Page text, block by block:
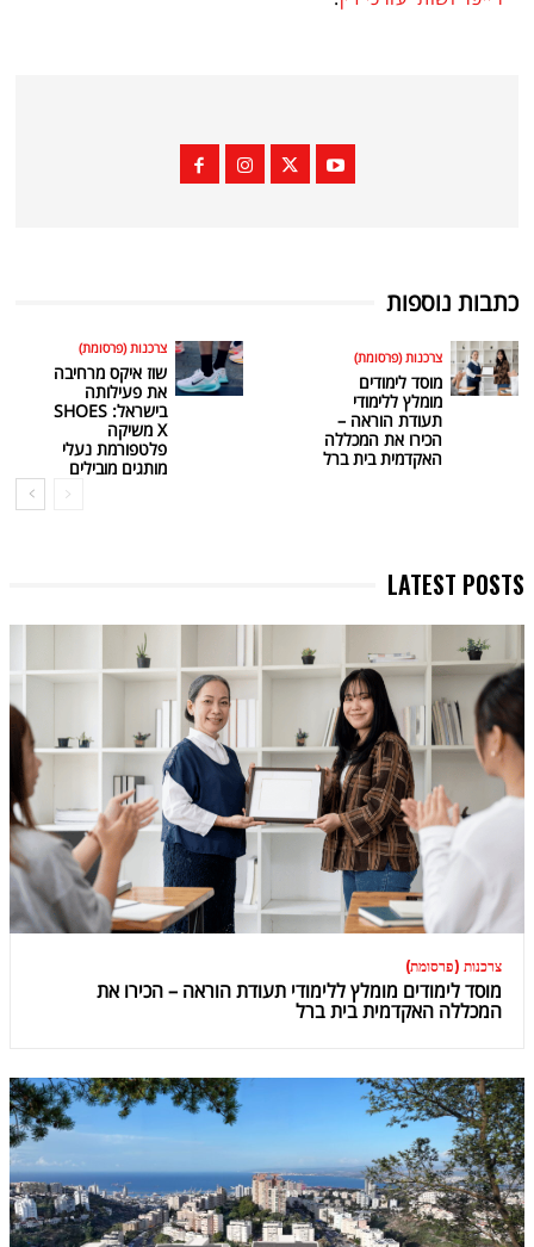
כתבות נוספות
צרכנות (פרסומת)
מוסד לימודים
מומלץ ללימודי
תעודת הוראה –
הכירו את המכללה
האקדמית בית ברל
צרכנות (פרסומת)
שוז איקס מרחיבה
את פעילותה
בישראל: SHOES
X משיקה
פלטפורמת נעלי
מותגים מובילים
LATEST POSTS
צרכנות (פרסומת)
מוסד לימודים מומלץ ללימודי תעודת הוראה – הכירו את
המכללה האקדמית בית ברל